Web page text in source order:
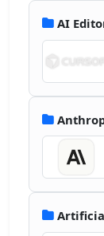
</svg>
AI